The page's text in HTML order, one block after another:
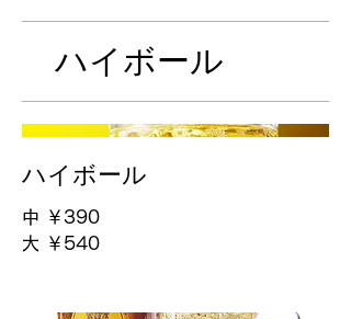
ハイボール
ハイボール
中
￥390
大
￥540